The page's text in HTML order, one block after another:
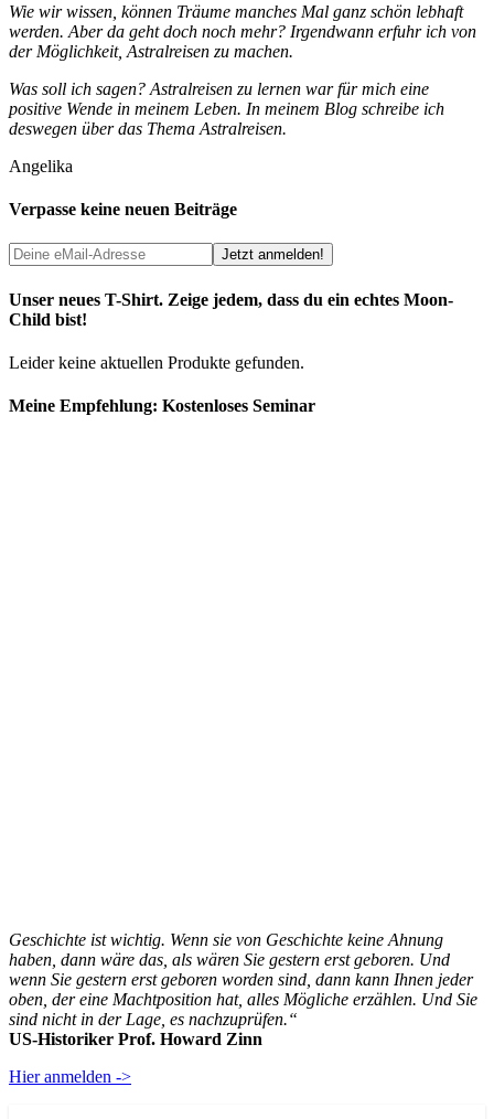
Wie wir wissen, können Träume manches Mal ganz schön lebhaft
werden. Aber da geht doch noch mehr? Irgendwann erfuhr ich von
der Möglichkeit, Astralreisen zu machen.
Was soll ich sagen? Astralreisen zu lernen war für mich eine
positive Wende in meinem Leben. In meinem Blog schreibe ich
deswegen über das Thema Astralreisen.
Angelika
Verpasse keine neuen Beiträge
Unser neues T-Shirt. Zeige jedem, dass du ein echtes Moon-
Child bist!
Leider keine aktuellen Produkte gefunden.
Meine Empfehlung: Kostenloses Seminar
Geschichte ist wichtig. Wenn sie von Geschichte keine Ahnung
haben, dann wäre das, als wären Sie gestern erst geboren. Und
wenn Sie gestern erst geboren worden sind, dann kann Ihnen jeder
oben, der eine Machtposition hat, alles Mögliche erzählen. Und Sie
sind nicht in der Lage, es nachzuprüfen.“
US-Historiker Prof. Howard Zinn
Hier anmelden ->